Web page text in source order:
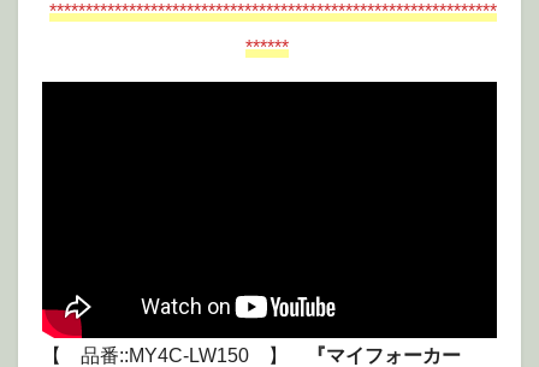
**************************************************************
******
【 品番::MY4C-LW150 】
『マイフォーカー